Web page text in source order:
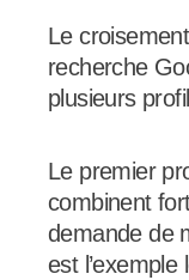
Le
recherche
plusieurs
Le premier
combinent
demande de
est